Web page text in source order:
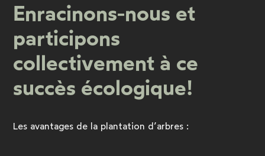
Enracinons-nous et
participons
collectivement à ce
succès écologique!
Les avantages de la plantation d’arbres :